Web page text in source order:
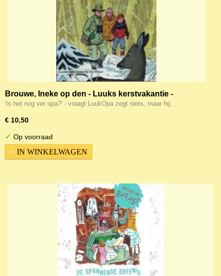
Brouwe, Ineke op den - Luuks kerstvakantie -
LUISTERBOEK
'Is het nog ver opa?' - vraagt LuukOpa zegt niets, maar hij…
€ 10,50
✓ Op voorraad
IN WINKELWAGEN